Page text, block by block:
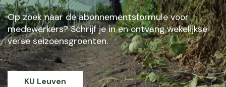
Op zoek naar de abonnementsformule voor
medewerkers? Schrijf je in en ontvang wekelijkse
verse seizoensgroenten.
KU Leuven